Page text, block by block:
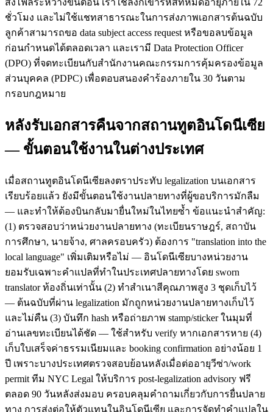
ชั่วโมง และไม่ใช้แชทสาธารณะในการส่งภาพเอกสารต้นฉบับ
ลูกค้าสามารถขอ data subject access request หรือขอลบข้อมูล
ก่อนกำหนดได้ตลอดเวลา และเรามี Data Protection Officer
(DPO) ที่จดทะเบียนกับสำนักงานคณะกรรมการคุ้มครองข้อมูล
ส่วนบุคคล (PDPC) เพื่อตอบสนองคำร้องภายใน 30 วันตาม
กรอบกฎหมาย
หลังรับเอกสารคืนจากสถานทูตอินโดนีเซีย
— ขั้นตอนใช้งานในต่างประเทศ
เมื่อสถานทูตอินโดนีเซียลงตราประทับ legalization บนเอกสาร
เรียบร้อยแล้ว ยังมีขั้นตอนใช้งานปลายทางที่ผู้ขอบริการมักลืม
— และทำให้ต้องบินกลับมายื่นใหม่ในไทยซ้ำ ข้อแนะนำสำคัญ:
(1) ตรวจสอบว่าหน่วยงานปลายทาง (ทะเบียนราษฎร์, สถาบัน
การศึกษา, นายจ้าง, ศาลครอบครัว) ต้องการ "translation into the
local language" เพิ่มเติมหรือไม่ — อินโดนีเซียบางหน่วยงาน
ยอมรับเฉพาะคำแปลที่ทำในประเทศปลายทางโดย sworn
translator ท้องถิ่นเท่านั้น (2) ทำสำเนาสีคุณภาพสูง 3 ชุดเก็บไว้
— ต้นฉบับที่ผ่าน legalization มักถูกหน่วยงานปลายทางเก็บไว้
และไม่คืน (3) บันทึก hash หรือถ่ายภาพ stamp/sticker ในมุมที่
อ่านเลขทะเบียนได้ชัด — ใช้สำหรับ verify หากเอกสารหาย (4)
เก็บใบเสร็จค่าธรรมเนียมและ booking confirmation อย่างน้อย 1
ปี เพราะบางประเทศตรวจสอบย้อนหลังเมื่อต่ออายุวีซ่า/work
permit ทีม NYC Legal ให้บริการ post-legalization advisory ฟรี
ตลอด 90 วันหลังส่งมอบ ครอบคลุมคำถามเกี่ยวกับการยื่นปลาย
ทาง การส่งต่อให้ตัวแทนในอินโดนีเซีย และการจัดทำคำแปลใน